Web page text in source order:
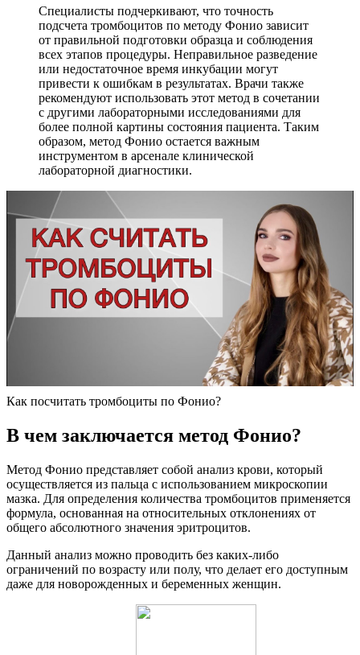
Специалисты подчеркивают, что точность
подсчета тромбоцитов по методу Фонио зависит
от правильной подготовки образца и соблюдения
всех этапов процедуры. Неправильное разведение
или недостаточное время инкубации могут
привести к ошибкам в результатах. Врачи также
рекомендуют использовать этот метод в сочетании
с другими лабораторными исследованиями для
более полной картины состояния пациента. Таким
образом, метод Фонио остается важным
инструментом в арсенале клинической
лабораторной диагностики.
Как посчитать тромбоциты по Фонио?
В чем заключается метод Фонио?
Метод Фонио представляет собой анализ крови, который
осуществляется из пальца с использованием микроскопии
мазка. Для определения количества тромбоцитов применяется
формула, основанная на относительных отклонениях от
общего абсолютного значения эритроцитов.
Данный анализ можно проводить без каких-либо
ограничений по возрасту или полу, что делает его доступным
даже для новорожденных и беременных женщин.